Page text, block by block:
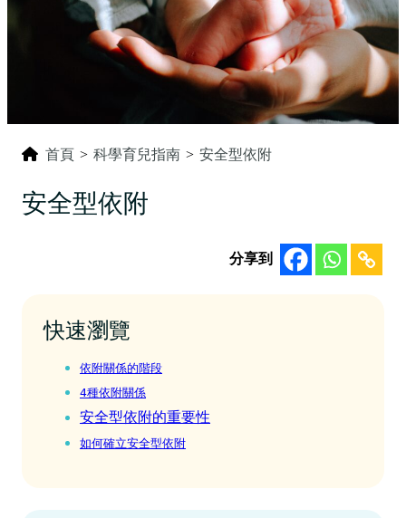
首頁 > 科學育兒指南 > 安全型依附
安全型依附
分享到
快速瀏覽
依附關係的階段
‍4種依附關係
安全型依附的重要性
如何確立安全型依附